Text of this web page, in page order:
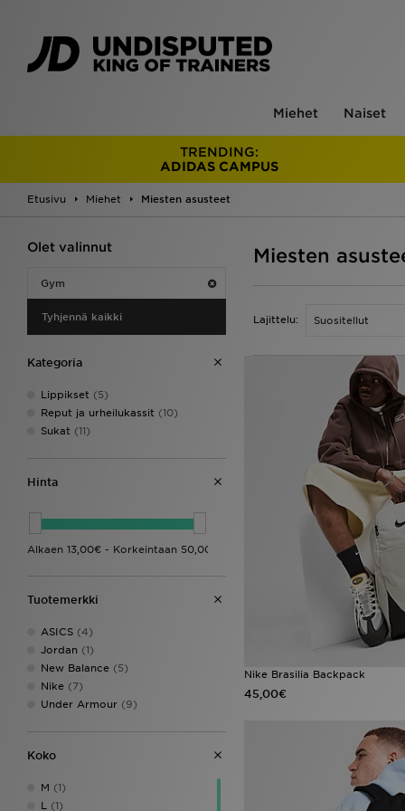
Miehet Naiset
TRENDING:
ADIDAS CAMPUS
Etusivu Miehet Miesten asusteet
Olet valinnut
Gym
Tyhjennä kaikki
Kategoria
Lippikset (5)
Reput ja urheilukassit (10)
Sukat (11)
Hinta
Tuotemerkki
ASICS (4)
Jordan (1)
New Balance (5)
Nike (7)
Under Armour (9)
Koko
M (1)
L
(1)
Miesten
Lajittelu:
Nike Brasilia Backpack
45,00€